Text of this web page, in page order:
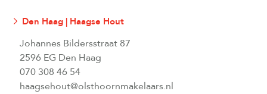
Den Haag | Haagse Hout
Johannes Bildersstraat 87
2596 EG Den Haag
070 308 46 54
haagsehout@olsthoornmakelaars.nl